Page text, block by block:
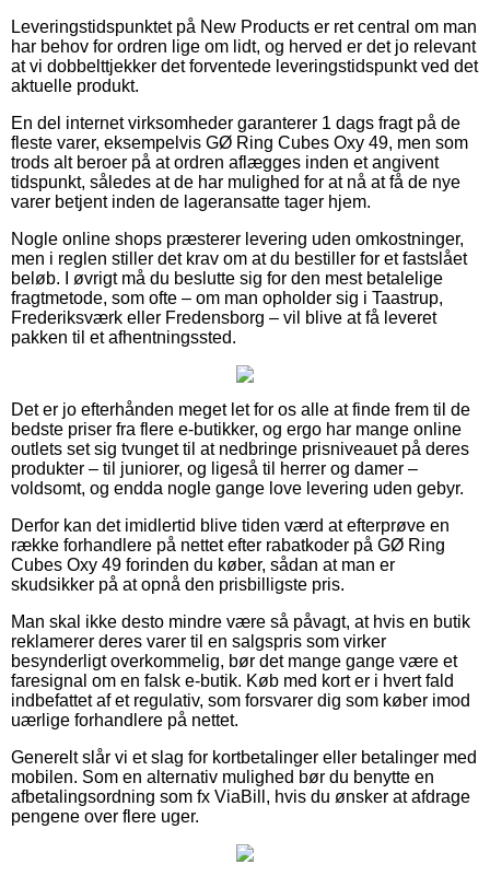
Leveringstidspunktet på New Products er ret central om man
har behov for ordren lige om lidt, og herved er det jo relevant
at vi dobbelttjekker det forventede leveringstidspunkt ved det
aktuelle produkt.
En del internet virksomheder garanterer 1 dags fragt på de
fleste varer, eksempelvis GØ Ring Cubes Oxy 49, men som
trods alt beroer på at ordren aflægges inden et angivent
tidspunkt, således at de har mulighed for at nå at få de nye
varer betjent inden de lageransatte tager hjem.
Nogle online shops præsterer levering uden omkostninger,
men i reglen stiller det krav om at du bestiller for et fastslået
beløb. I øvrigt må du beslutte sig for den mest betalelige
fragtmetode, som ofte – om man opholder sig i Taastrup,
Frederiksværk eller Fredensborg – vil blive at få leveret
pakken til et afhentningssted.
Det er jo efterhånden meget let for os alle at finde frem til de
bedste priser fra flere e-butikker, og ergo har mange online
outlets set sig tvunget til at nedbringe prisniveauet på deres
produkter – til juniorer, og ligeså til herrer og damer –
voldsomt, og endda nogle gange love levering uden gebyr.
Derfor kan det imidlertid blive tiden værd at efterprøve en
række forhandlere på nettet efter rabatkoder på GØ Ring
Cubes Oxy 49 forinden du køber, sådan at man er
skudsikker på at opnå den prisbilligste pris.
Man skal ikke desto mindre være så påvagt, at hvis en butik
reklamerer deres varer til en salgspris som virker
besynderligt overkommelig, bør det mange gange være et
faresignal om en falsk e-butik. Køb med kort er i hvert fald
indbefattet af et regulativ, som forsvarer dig som køber imod
uærlige forhandlere på nettet.
Generelt slår vi et slag for kortbetalinger eller betalinger med
mobilen. Som en alternativ mulighed bør du benytte en
afbetalingsordning som fx ViaBill, hvis du ønsker at afdrage
pengene over flere uger.